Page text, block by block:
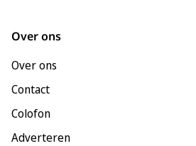
Over ons
Over ons
Contact
Colofon
Adverteren